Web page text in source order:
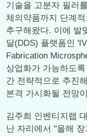
기술을 고분자 필러
체의약품까지 단계
추구해왔다. 이에 발
달(DDS) 플랫폼인
Fabrication
상업화가 가능하도
간 전략적으로 추진
본격 가시화될 전망
김주희 인벤티지랩
난 자리에서 "올해